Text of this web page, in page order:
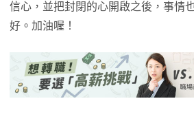
信心，並把封閉的心開啟之後，事情
好。加油喔！